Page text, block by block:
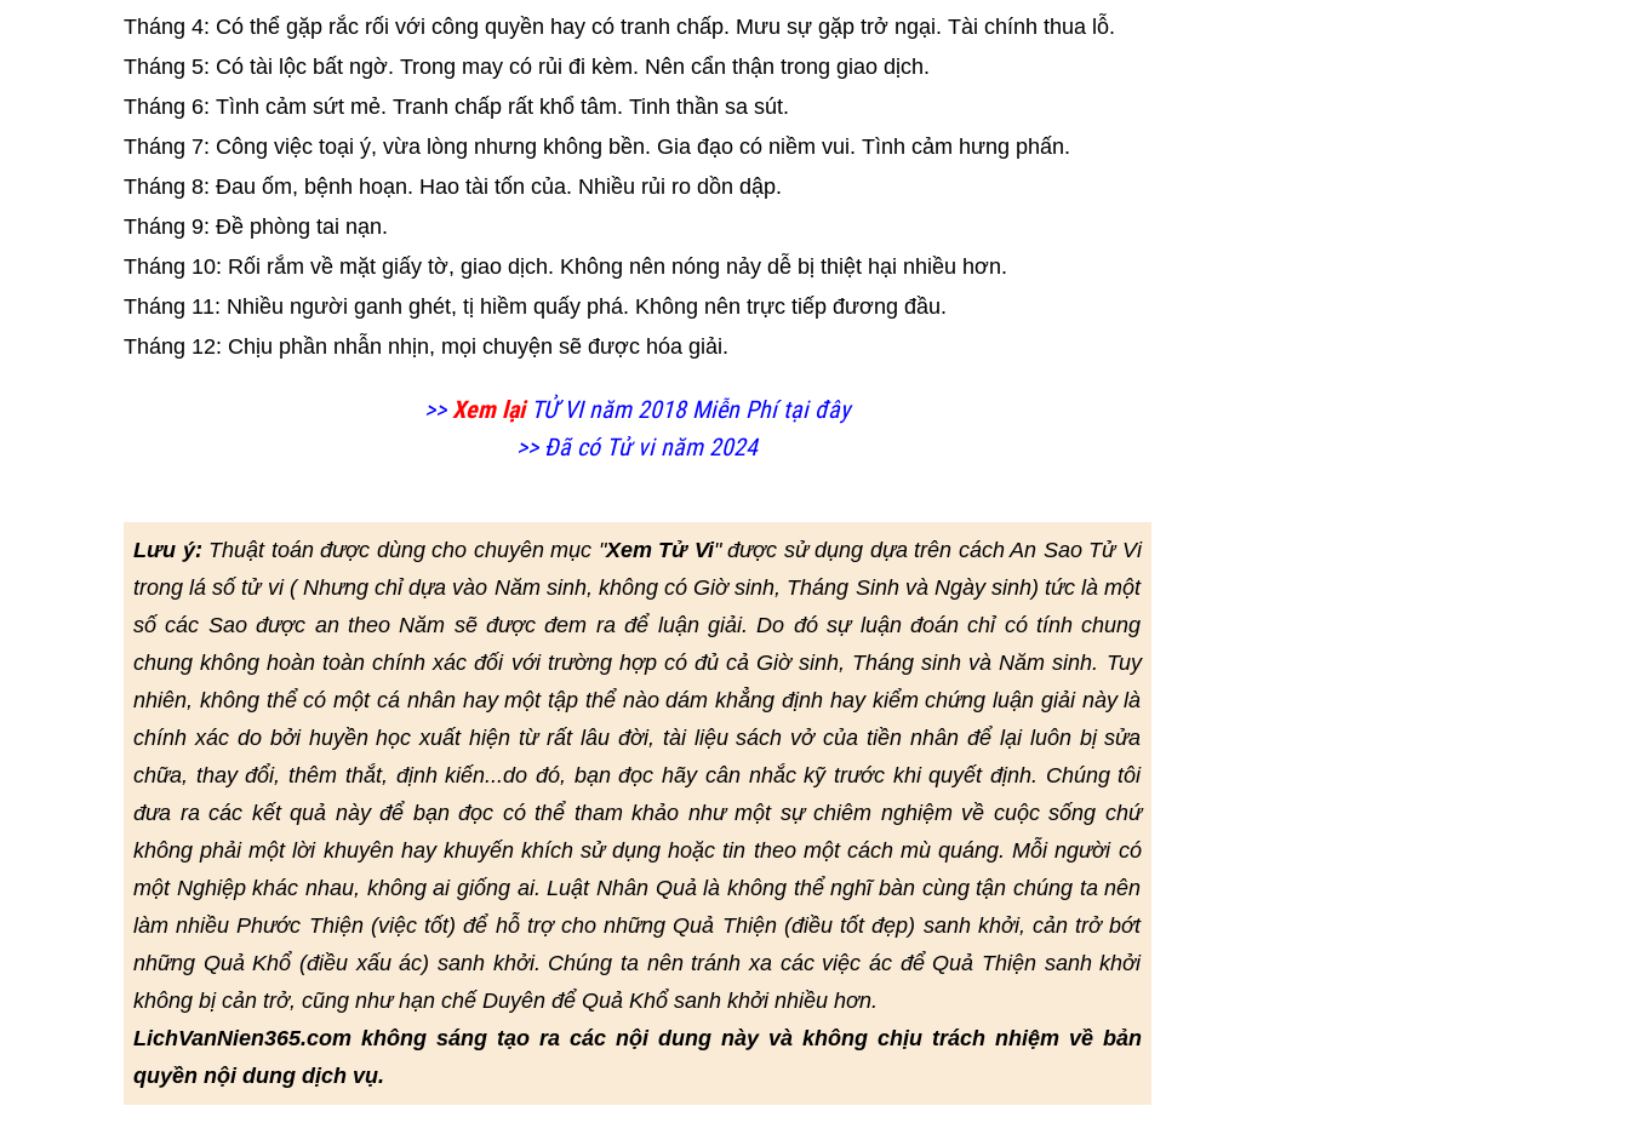
Tháng 4: Có thể gặp rắc rối với công quyền hay có tranh chấp. Mưu sự gặp trở ngại. Tài chính thua lỗ.
Tháng 5: Có tài lộc bất ngờ. Trong may có rủi đi kèm. Nên cẩn thận trong giao dịch.
Tháng 6: Tình cảm sứt mẻ. Tranh chấp rất khổ tâm. Tinh thần sa sút.
Tháng 7: Công việc toại ý, vừa lòng nhưng không bền. Gia đạo có niềm vui. Tình cảm hưng phấn.
Tháng 8: Đau ốm, bệnh hoạn. Hao tài tốn của. Nhiều rủi ro dồn dập.
Tháng 9: Đề phòng tai nạn.
Tháng 10: Rối rắm về mặt giấy tờ, giao dịch. Không nên nóng nảy dễ bị thiệt hại nhiều hơn.
Tháng 11: Nhiều người ganh ghét, tị hiềm quấy phá. Không nên trực tiếp đương đầu.
Tháng 12: Chịu phần nhẫn nhịn, mọi chuyện sẽ được hóa giải.
>>Xem lạiTỬ VI năm 2018 Miễn Phí tại đây
>> Đã có Tử vi năm 2024
Lưu ý: Thuật toán được dùng cho chuyên mục "Xem Tử Vi" được sử dụng dựa trên cách An Sao Tử Vi
trong lá số tử vi ( Nhưng chỉ dựa vào Năm sinh, không có Giờ sinh, Tháng Sinh và Ngày sinh) tức là một
số các Sao được an theo Năm sẽ được đem ra để luận giải. Do đó sự luận đoán chỉ có tính chung
chung không hoàn toàn chính xác đối với trường hợp có đủ cả Giờ sinh, Tháng sinh và Năm sinh. Tuy
nhiên, không thể có một cá nhân hay một tập thể nào dám khẳng định hay kiểm chứng luận giải này là
chính xác do bởi huyền học xuất hiện từ rất lâu đời, tài liệu sách vở của tiền nhân để lại luôn bị sửa
chữa, thay đổi, thêm thắt, định kiến...do đó, bạn đọc hãy cân nhắc kỹ trước khi quyết định. Chúng tôi
đưa ra các kết quả này để bạn đọc có thể tham khảo như một sự chiêm nghiệm về cuộc sống chứ
không phải một lời khuyên hay khuyến khích sử dụng hoặc tin theo một cách mù quáng. Mỗi người có
một Nghiệp khác nhau, không ai giống ai. Luật Nhân Quả là không thể nghĩ bàn cùng tận chúng ta nên
làm nhiều Phước Thiện (việc tốt) để hỗ trợ cho những Quả Thiện (điều tốt đẹp) sanh khởi, cản trở bớt
những Quả Khổ (điều xấu ác) sanh khởi. Chúng ta nên tránh xa các việc ác để Quả Thiện sanh khởi
không bị cản trở, cũng như hạn chế Duyên để Quả Khổ sanh khởi nhiều hơn.
LichVanNien365.com không sáng tạo ra các nội dung này và không chịu trách nhiệm về bản
quyền nội dung dịch vụ.